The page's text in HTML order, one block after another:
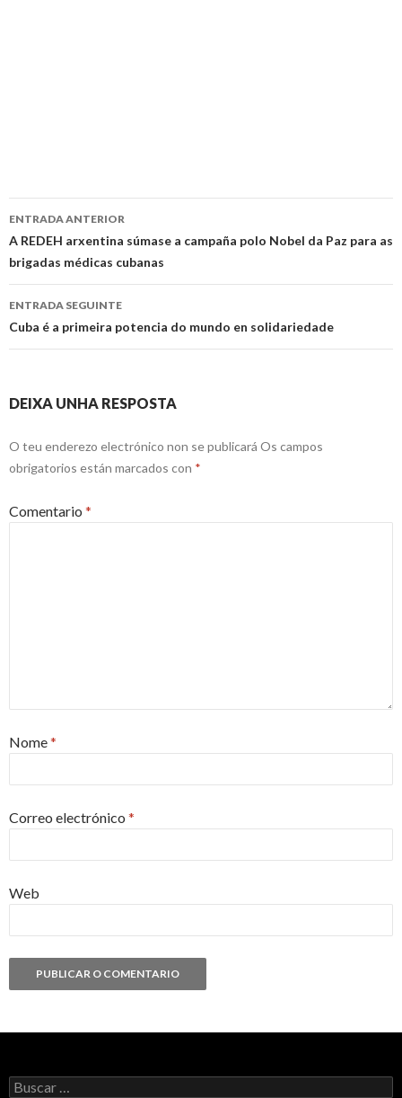
Ir
a
entrada
ENTRADA ANTERIOR
A REDEH arxentina súmase a campaña polo Nobel da Paz para as
brigadas médicas cubanas
ENTRADA SEGUINTE
Cuba é a primeira potencia do mundo en solidariedade
DEIXA UNHA RESPOSTA
O teu enderezo electrónico non se publicará Os campos
obrigatorios están marcados con *
Comentario *
Nome*
Correo electrónico *
Web
Buscar: